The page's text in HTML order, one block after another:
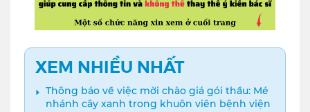
XEM NHIỀU NHẤT
Thông báo về việc mời chào giá gói thầu: Mé
nhánh cây xanh trong khuôn viên bệnh viện